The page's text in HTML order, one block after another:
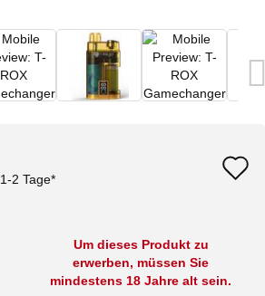
1-2 Tage*
Um dieses Produkt zu
erwerben, müssen Sie
mindestens 18 Jahre alt sein.